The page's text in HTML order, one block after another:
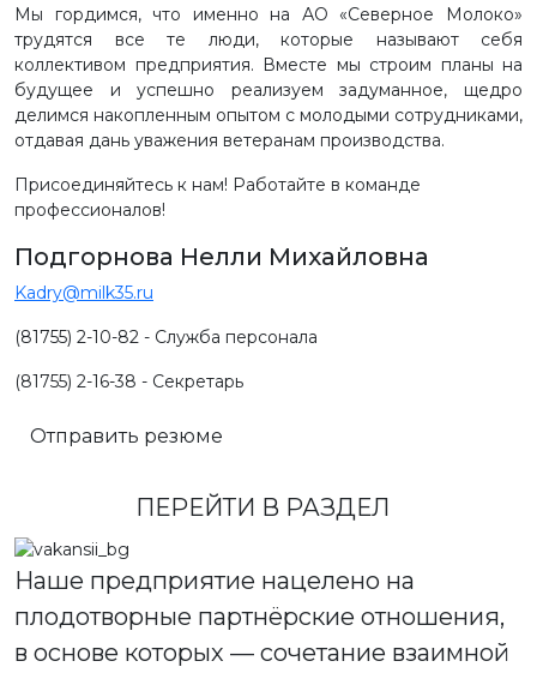
Мы гордимся, что именно на АО «Северное Молоко»
трудятся все те люди, которые называют себя
коллективом предприятия. Вместе мы строим планы на
будущее и успешно реализуем задуманное, щедро
делимся накопленным опытом с молодыми сотрудниками,
отдавая дань уважения ветеранам производства.
Присоединяйтесь к нам! Работайте в команде
профессионалов!
Подгорнова Нелли Михайловна
Kadry@milk35.ru
(81755) 2-10-82 - Служба персонала
(81755) 2-16-38 - Секретарь
Отправить резюме
ПЕРЕЙТИ В РАЗДЕЛ
Наше предприятие нацелено на
плодотворные партнёрские отношения,
в основе которых — сочетание взаимной